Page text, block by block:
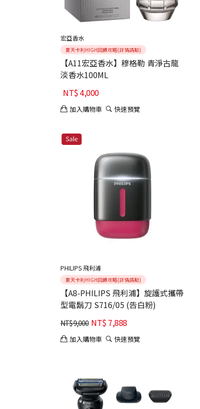
宏亞香水
夏天卡利HIGH回饋攻略(詳情請點)
【A11宏亞香水】穆格勒 青淨古龍
淡香水100ML
NT$4,000
加入購物車 快速預覽
PHILIPS 飛利浦
夏天卡利HIGH回饋攻略(詳情請點)
【A8-PHILIPS 飛利浦】旋護式攜帶
型電鬍刀 S716/05 (告白粉)
NT$9,000 NT$7,888
加入購物車 快速預覽